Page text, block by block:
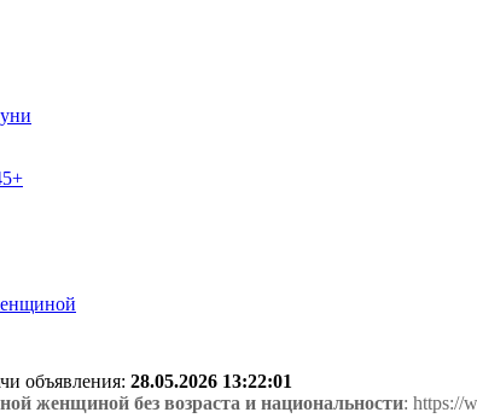
объявления: 28.05.2026 13:22:01
женщиной без возраста и национальности: https://